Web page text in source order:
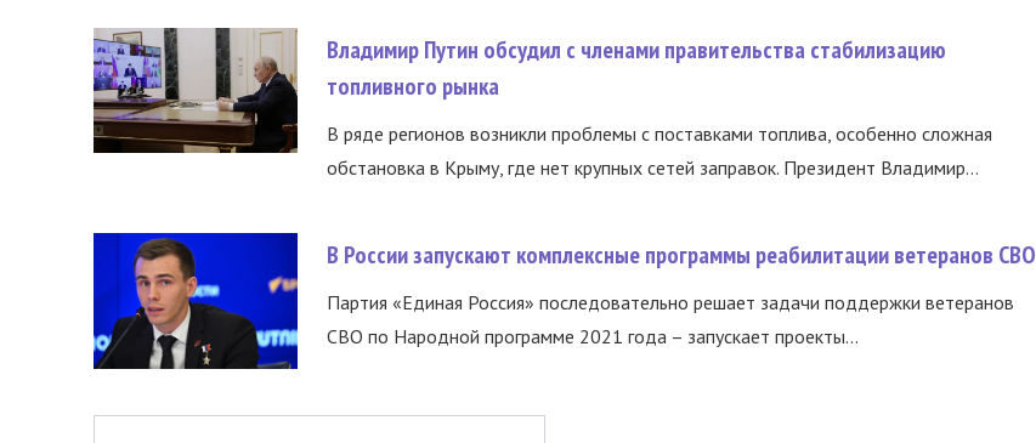
Владимир Путин обсудил с членами правительства стабилизацию
топливного рынка
В ряде регионов возникли проблемы с поставками топлива, особенно сложная
обстановка в Крыму, где нет крупных сетей заправок. Президент Владимир...
В России запускают комплексные программы реабилитации ветеранов СВО
Партия «Единая Россия» последовательно решает задачи поддержки ветеранов
СВО по Народной программе 2021 года – запускает проекты...